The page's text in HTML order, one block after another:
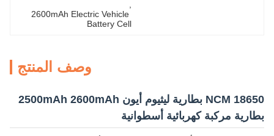
2600mAh Electric Vehicle
Battery Cell
وصف المنتج
NCM 18650 بطارية ليثيوم أيون 2500mAh 2600mAh
بطارية مركبة كهربائية أسطوانية